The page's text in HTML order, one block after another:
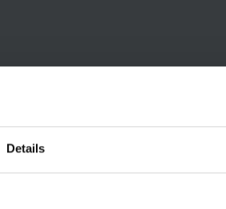
Details